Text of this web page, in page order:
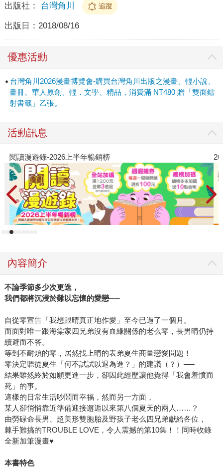
出版社： 台灣角川 追蹤
出版日： 2018/08/16
優惠活動
台灣角川2026漫畫博覽會-購買台灣角川出版之漫畫、輕小說、
畫冊、華人原創、輕．文學、精品，消費滿 NT480 贈「雙面鐳
射書籤」乙張。
活動訊息
閱讀漫遊錄-2026上半年暢銷榜
內容簡介
不論季節多少次更迭，
我們都將沉浸於難以忘懷的愛戀──
自從零宣告「我想跟晴真正地作愛」至今已過了一個月。
而面對唯一跟海棠家四兄弟沒有血緣關係的老么零，長男晴仍持
續避而不答。
等到不耐煩的零，居然找上晴的表弟夏生商量戀愛問題！
零決定聽從夏生「何不試試以退為進？」的建議（？）──
結果雖然終於如願更進一步，卻因此經歷讓他覺得「我會羞憤而
死」的事。
這樣的日常生活吵鬧而幸福，然而另一方面，
某人卻悄悄靠近準備迎接邂逅以來第八個夏天的兩人……？
由勞碌命長男、超美形雙胞胎及野孩子老么四兄弟獻給各位，
棘手難搞的TROUBLE LOVE，令人震撼的第10集！！同時收錄
全新加筆漫畫♥
本書特色